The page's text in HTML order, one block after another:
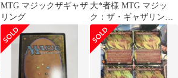
MTG マジックザギャザ
リング
大*者様 MTG マジッ
ク：ザ・ギャザリング
カードまとめ売り